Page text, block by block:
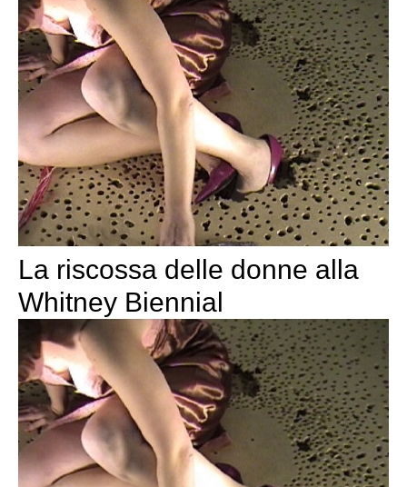
La riscossa delle donne alla
Whitney Biennial